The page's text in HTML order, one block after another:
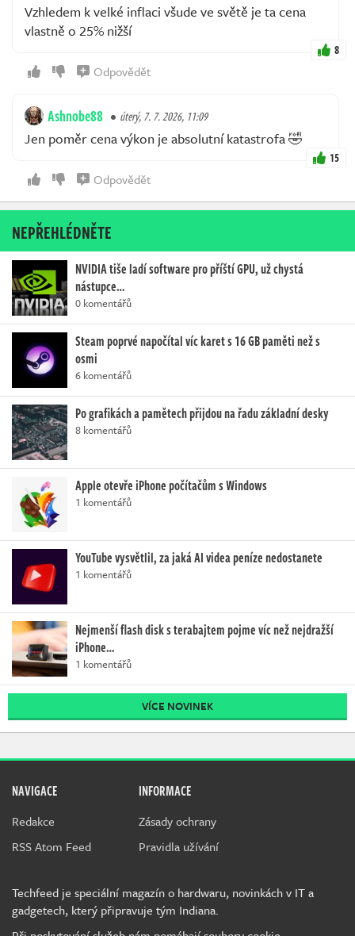
Vzhledem k velké inflaci všude ve světě je ta cena
vlastně o 25% nižší
8
Odpovědět
Ashnobe88 úterý, 7. 7. 2026, 11:09
Jen poměr cena výkon je absolutní katastrofa 🤣
15
Odpovědět
NEPŘEHLÉDNĚTE
NVIDIA tiše ladí software pro příští GPU, už chystá
nástupce…
0 komentářů
Steam poprvé napočítal víc karet s 16 GB paměti než s
osmi
6 komentářů
Po grafikách a pamětech přijdou na řadu základní desky
8 komentářů
Apple otevře iPhone počítačům s Windows
1 komentářů
YouTube vysvětlil, za jaká AI videa peníze nedostanete
1 komentářů
Nejmenší flash disk s terabajtem pojme víc než nejdražší
iPhone…
1 komentářů
VÍCE NOVINEK
NAVIGACE
Redakce
RSS Atom Feed
INFORMACE
Zásady ochrany
Pravidla užívání
Techfeed je speciální magazín o hardwaru, novinkách v IT a
gadgetech, který připravuje tým Indiana.